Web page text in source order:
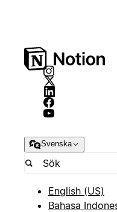
Svenska
English (US)
Bahasa